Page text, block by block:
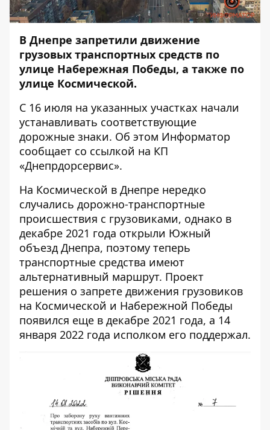
В Днепре запретили движение
грузовых транспортных средств по
улице Набережная Победы, а также по
улице Космической.
С 16 июля на указанных участках начали
устанавливать соответствующие
дорожные знаки. Об этом Информатор
сообщает со ссылкой на КП
«Днепрдорсервис».
На Космической в Днепре нередко
случались дорожно-транспортные
происшествия с грузовиками, однако в
декабре 2021 года открыли Южный
объезд Днепра, поэтому теперь
транспортные средства имеют
альтернативный маршрут. Проект
решения о запрете движения грузовиков
на Космической и Набережной Победы
появился еще в декабре 2021 года, а 14
января 2022 года исполком его поддержал.